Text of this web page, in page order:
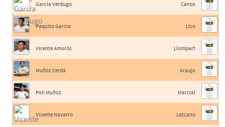
García Verdugo
Paquito García
Vicente Amorós
Muñoz Cerdá
Poli Muñoz
Vicente Navarro
Canos
Lico
Llompart
Araujo
Marcial
Lezcano